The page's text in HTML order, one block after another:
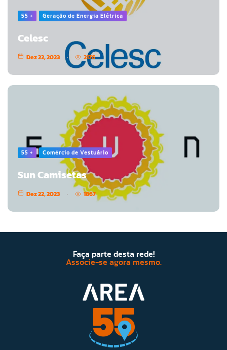
55 + Geração de Energia Elétrica
Celesc
Dez 22, 2023 2176
55 + Comércio de Vestuário
Sun Camisetas
Dez 22, 2023 1867
Faça parte desta rede!
Associe-se agora mesmo.